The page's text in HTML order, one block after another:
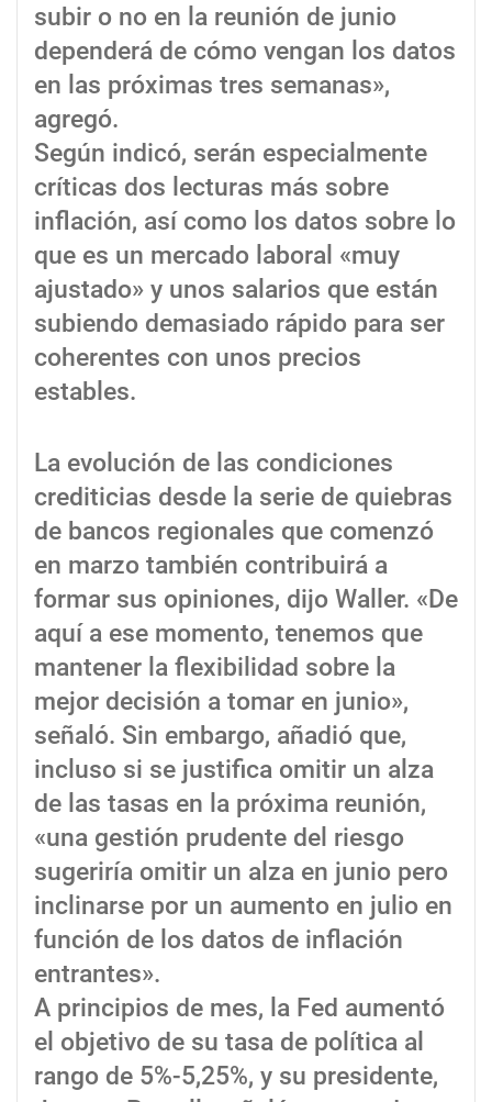
subir o no en la reunión de junio
dependerá de cómo vengan los datos
en las próximas tres semanas»,
agregó.
Según indicó, serán especialmente
críticas dos lecturas más sobre
inflación, así como los datos sobre lo
que es un mercado laboral «muy
ajustado» y unos salarios que están
subiendo demasiado rápido para ser
coherentes con unos precios
estables.
La evolución de las condiciones
crediticias desde la serie de quiebras
de bancos regionales que comenzó
en marzo también contribuirá a
formar sus opiniones, dijo Waller. «De
aquí a ese momento, tenemos que
mantener la flexibilidad sobre la
mejor decisión a tomar en junio»,
señaló. Sin embargo, añadió que,
incluso si se justifica omitir un alza
de las tasas en la próxima reunión,
«una gestión prudente del riesgo
sugeriría omitir un alza en junio pero
inclinarse por un aumento en julio en
función de los datos de inflación
entrantes».
A principios de mes, la Fed aumentó
el objetivo de su tasa de política al
rango de 5%-5,25%, y su presidente,